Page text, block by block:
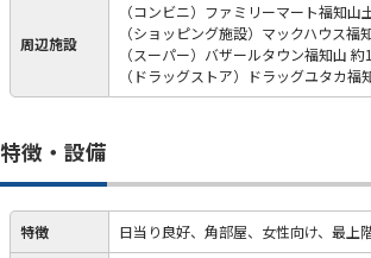
周辺施設
（コンビニ）ファミリーマート福知
（ショッピング施設）マックハウス福
（スーパー）バザールタウン福知山
（ドラッグストア）ドラッグユタカ
特徴・設備
特徴 日当り良好、角部屋、女性向け、最上